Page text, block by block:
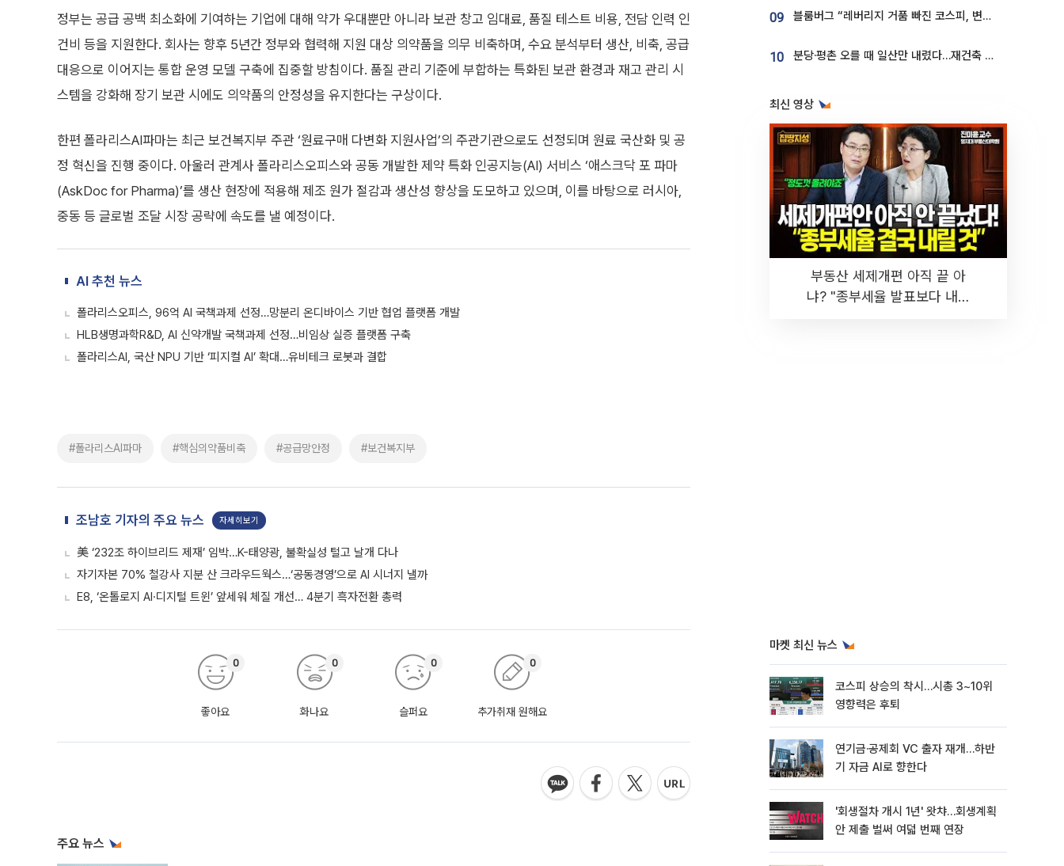
정부는 공급 공백 최소화에 기여하는 기업에 대해 약가 우대뿐만 아니라 보관 창고 임대료, 품질 테스트 비용, 전담 인력 인
건비 등을 지원한다. 회사는 향후 5년간 정부와 협력해 지원 대상 의약품을 의무 비축하며, 수요 분석부터 생산, 비축, 공급
대응으로 이어지는 통합 운영 모델 구축에 집중할 방침이다. 품질 관리 기준에 부합하는 특화된 보관 환경과 재고 관리 시
스템을 강화해 장기 보관 시에도 의약품의 안정성을 유지한다는 구상이다.
한편 폴라리스AI파마는 최근 보건복지부 주관 ‘원료구매 다변화 지원사업’의 주관기관으로도 선정되며 원료 국산화 및 공
정 혁신을 진행 중이다. 아울러 관계사 폴라리스오피스와 공동 개발한 제약 특화 인공지능(AI) 서비스 ‘애스크닥 포 파마
(AskDoc for Pharma)’를 생산 현장에 적용해 제조 원가 절감과 생산성 향상을 도모하고 있으며, 이를 바탕으로 러시아,
중동 등 글로벌 조달 시장 공략에 속도를 낼 예정이다.
AI 추천 뉴스
폴라리스오피스, 96억 AI 국책과제 선정…망분리 온디바이스 기반 협업 플랫폼 개발
HLB생명과학R&D, AI 신약개발 국책과제 선정…비임상 실증 플랫폼 구축
폴라리스AI, 국산 NPU 기반 ‘피지컬 AI’ 확대…유비테크 로봇과 결합
#폴라리스AI파마 #핵심의약품비축 #공급망안정 #보건복지부
조남호 기자의 주요 뉴스 자세히보기
美 ‘232조 하이브리드 제재’ 임박…K-태양광, 불확실성 털고 날개 다나
자기자본 70% 철강사 지분 산 크라우드웍스…‘공동경영’으로 AI 시너지 낼까
E8, ‘온톨로지 AI·디지털 트윈’ 앞세워 체질 개선… 4분기 흑자전환 총력
좋아요
0
화나요
0
슬퍼요
0
추가취재 원해요
0
주요 뉴스
09 블룸버그 “레버리지 거품 빠진 코스피, 변동성 최악 국면 지났을 가능성”
10 분당·평촌 오를 때 일산만 내렸다…재건축 기대감도 ‘무색’
최신 영상
부동산 세제개편 아직 끝 아
냐? "종부세율 발표보다 내릴
마켓 최신 뉴스
코스피 상승의 착시…시총 3~10위
영향력은 후퇴
연기금·공제회 VC 출자 재개…하반
기 자금 AI로 향한다
'회생절차 개시 1년' 왓챠…회생계획
안 제출 벌써 여덟 번째 연장